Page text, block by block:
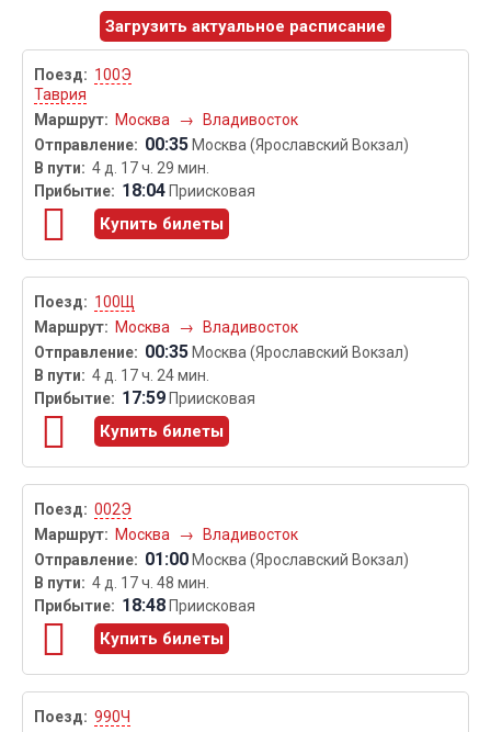
Загрузить актуальное расписание
100Э
Таврия
Москва
→ Владивосток
00:35 Москва (Ярославский Вокзал)
4 д. 17 ч. 29 мин.
18:04 Приисковая
Купить билеты
100Щ
Москва
→ Владивосток
00:35 Москва (Ярославский Вокзал)
4 д. 17 ч. 24 мин.
17:59 Приисковая
Купить билеты
002Э
Москва
→ Владивосток
01:00 Москва (Ярославский Вокзал)
4 д. 17 ч. 48 мин.
18:48 Приисковая
Купить билеты
990Ч